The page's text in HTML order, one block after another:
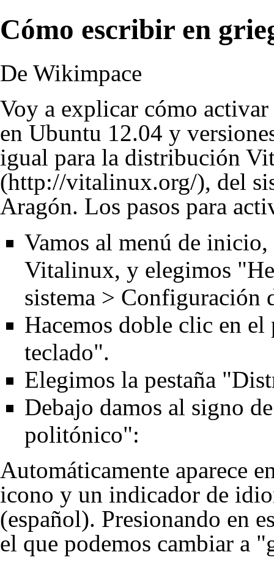
Cómo escribir en
De Wikimpace
Voy a explicar cómo
en Ubuntu 12.04 y
igual para la distribución
, del
Aragón. Los pasos para
Vamos al menú de
Vitalinux, y elegimos
sistema > Configuración
Hacemos doble clic en
teclado".
Elegimos la pestaña
Debajo damos al signo
politónico":
Automáticamente aparece
icono y un indicador de
(español). Presionando en
el que podemos cambiar a